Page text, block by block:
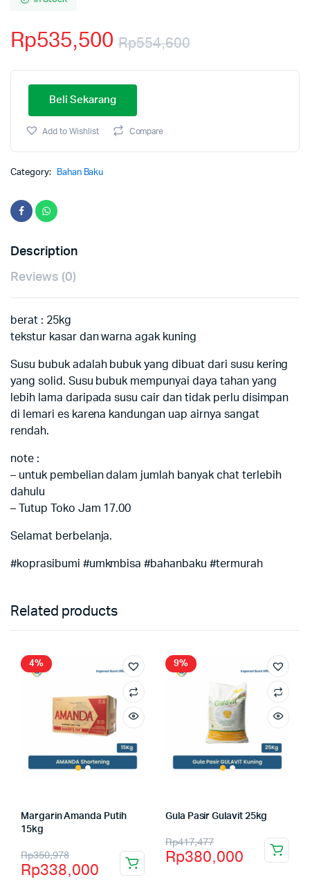
Rp554,600
Rp535,500
Beli Sekarang
Add to Wishlist Compare
Category: Bahan Baku
Description
Reviews (0)
berat : 25kg
tekstur kasar dan warna agak kuning
Susu bubuk adalah bubuk yang dibuat dari susu kering
yang solid. Susu bubuk mempunyai daya tahan yang
lebih lama daripada susu cair dan tidak perlu disimpan
di lemari es karena kandungan uap airnya sangat
rendah.
note :
– untuk pembelian dalam jumlah banyak chat terlebih
dahulu
– Tutup Toko Jam 17.00
Selamat berbelanja.
#koprasibumi #umkmbisa #bahanbaku #termurah
Related products
4%
Margarin Amanda Putih
15kg
Rp350,978
Rp338,000
9%
Gula Pasir Gulavit 25kg
Rp417,477
Rp380,000